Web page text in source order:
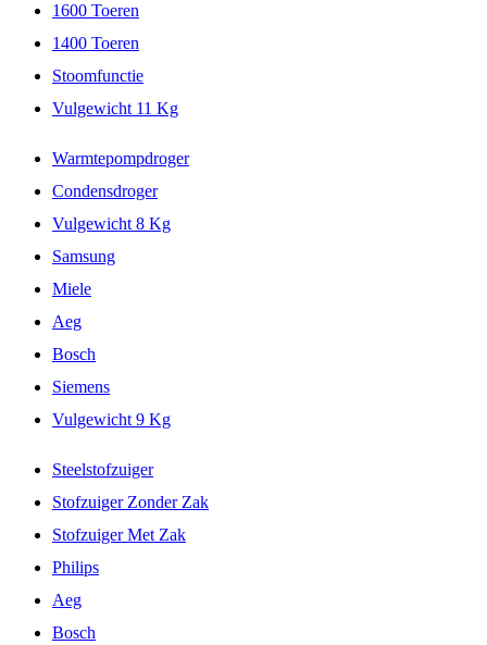
1600 Toeren
1400 Toeren
Stoomfunctie
Vulgewicht 11 Kg
Warmtepompdroger
Condensdroger
Vulgewicht 8 Kg
Samsung
Miele
Aeg
Bosch
Siemens
Vulgewicht 9 Kg
Steelstofzuiger
Stofzuiger Zonder Zak
Stofzuiger Met Zak
Philips
Aeg
Bosch